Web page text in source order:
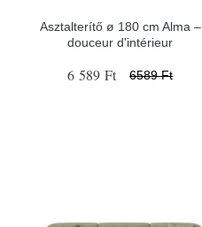
Asztalterítő ø 180 cm Alma –
douceur d'intérieur
6 589 Ft 6589 Ft